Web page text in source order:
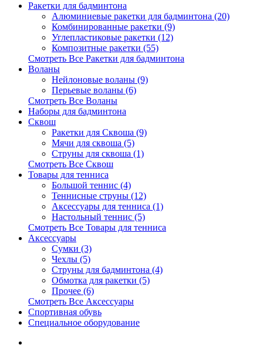
Ракетки для бадминтона
Алюминиевые ракетки для бадминтона (20)
Комбинированные ракетки (9)
Углепластиковые ракетки (12)
Композитные ракетки (55)
Смотреть Все Ракетки для бадминтона
Воланы
Нейлоновые воланы (9)
Перьевые воланы (6)
Смотреть Все Воланы
Наборы для бадминтона
Сквош
Ракетки для Сквоша (9)
Мячи для сквоша (5)
Cтруны для сквоша (1)
Смотреть Все Сквош
Товары для тенниса
Большой теннис (4)
Теннисные струны (12)
Аксессуары для тенниса (1)
Настольный теннис (5)
Смотреть Все Товары для тенниса
Аксессуары
Сумки (3)
Чехлы (5)
Струны для бадминтона (4)
Обмотка для ракетки (5)
Прочее (6)
Смотреть Все Аксессуары
Спортивная обувь
Специальное оборудование